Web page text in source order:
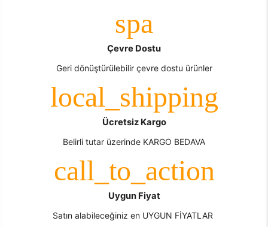
Çevre Dostu
Geri dönüştürülebilir çevre dostu ürünler
Ücretsiz Kargo
Belirli tutar üzerinde KARGO BEDAVA
Uygun Fiyat
Satın alabileceğiniz en UYGUN FİYATLAR